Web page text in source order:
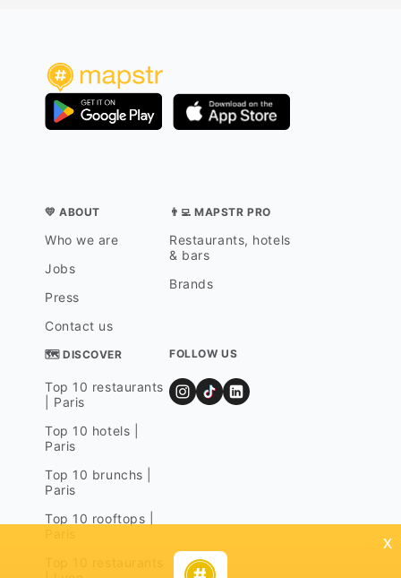
💛 ABOUT
Who we are
Jobs
Press
Contact us
👨‍💻 MAPSTR PRO
Restaurants, hotels
& bars
Brands
🗺 DISCOVER
Top 10 restaurants
| Paris
Top 10 hotels |
Paris
Top 10 brunchs |
Paris
Top 10 rooftops |
FOLLOW US
x